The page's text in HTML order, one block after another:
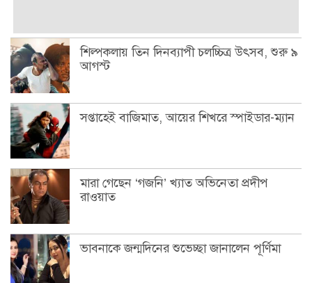
শিল্পকলায় তিন দিনব্যাপী চলচ্চিত্র উৎসব, শুরু ৯
আগস্ট
সপ্তাহেই বাজিমাত, আয়ের শিখরে স্পাইডার-ম্যান
মারা গেছেন ‘গজনি’ খ্যাত অভিনেতা প্রদীপ
রাওয়াত
ভাবনাকে জন্মদিনের শুভেচ্ছা জানালেন পূর্ণিমা